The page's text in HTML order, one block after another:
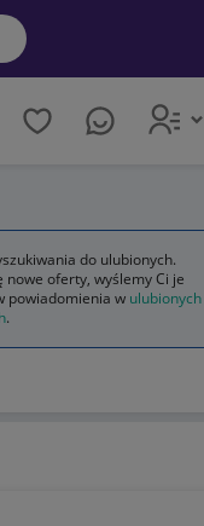
do ulubionych.
nowe oferty, wyślemy Ci je
powiadomienia w ulubionych
.